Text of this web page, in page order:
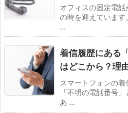
オフィスの固定電
の時を迎えていま
...
着信履歴にある
はどこから？理
スマートフォンの
「不明の電話番号
あ ...